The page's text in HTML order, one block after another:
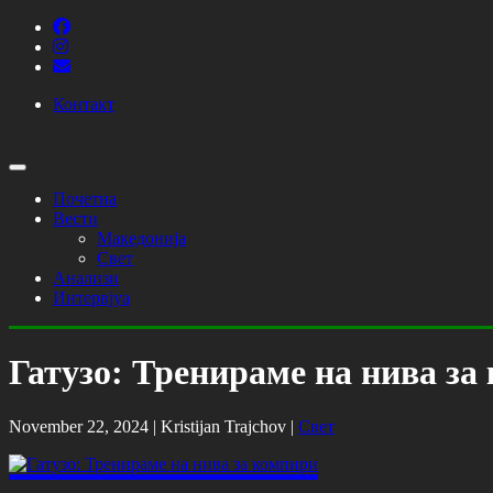
Контакт
Почетна
Вести
Македонија
Свет
Анализи
Интервјуа
Гатузо: Тренираме на нива
November 22, 2024 | Kristijan Trajchov | Свет